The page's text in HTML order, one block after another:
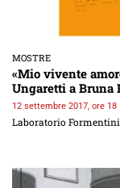
MOSTRE
«Mio vivente
Ungaretti a Bruna
12 settembre 2017, ore 18
Laboratorio Formentini